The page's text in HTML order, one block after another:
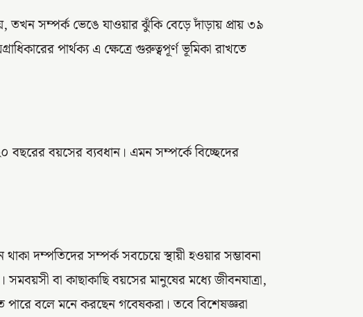
তখন সম্পর্ক ভেঙে যাওয়ার ঝুঁকি বেড়ে দাঁড়ায় প্রায় ৩৯
পার্থক্য এ ক্ষেত্রে গুরুত্বপূর্ণ ভূমিকা রাখতে
বছরের বয়সের ব্যবধান। এমন সম্পর্কে বিচ্ছেদের
দম্পতিদের সম্পর্ক সবচেয়ে স্থায়ী হওয়ার সম্ভাবনা
বা কাছাকাছি বয়সের মানুষের মধ্যে জীবনযাত্রা,
বলে মনে করছেন গবেষকরা। তবে বিশেষজ্ঞরা